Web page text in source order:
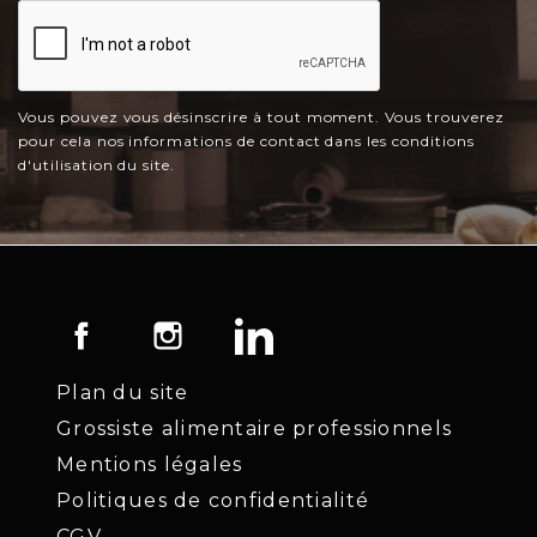
Vous pouvez vous désinscrire à tout moment. Vous trouverez
pour cela nos informations de contact dans les conditions
d'utilisation du site.
Facebook Instagram
Plan du site
Grossiste alimentaire professionnels
Mentions légales
Politiques de confidentialité